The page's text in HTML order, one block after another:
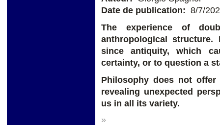
Date de publication: 8/7/
The experience of
anthropological
since antiquity, which
certainty, or to question a
Philosophy does not
revealing unexpected
us in all its variety.
»